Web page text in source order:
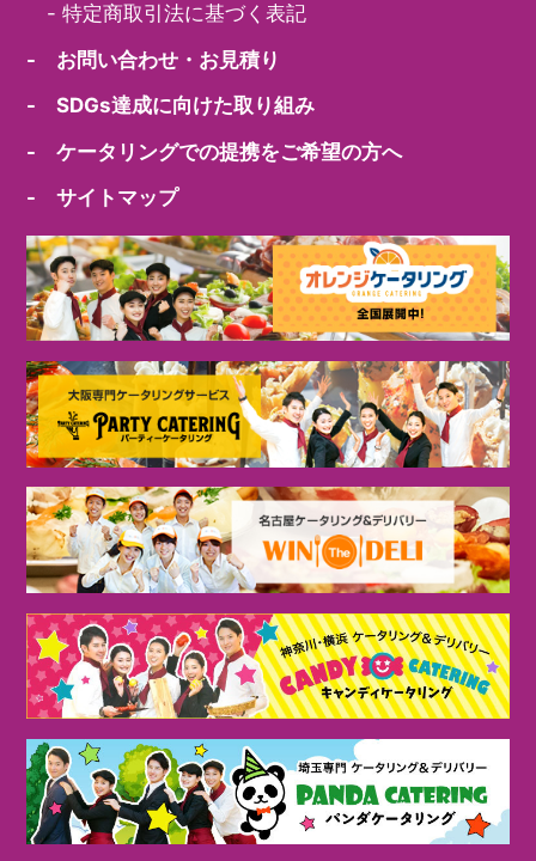
-特定商取引法に基づく表記
- お問い合わせ・お見積り
- SDGs達成に向けた取り組み
- ケータリングでの提携をご希望の方へ
- サイトマップ